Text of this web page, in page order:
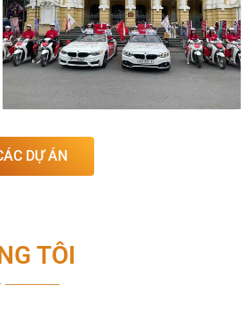
TƯỢNG TẠI HÀ NỘI & TP.HCM
DỰ ÁN
TÔI